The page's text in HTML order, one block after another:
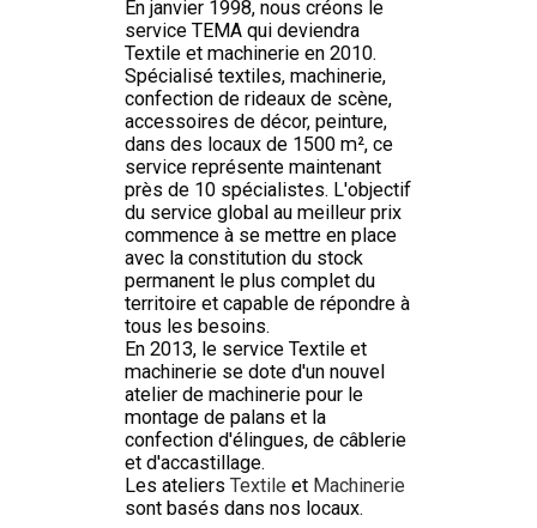
En janvier 1998, nous créons le
service TEMA qui deviendra
Textile et machinerie en 2010.
Spécialisé textiles, machinerie,
confection de rideaux de scène,
accessoires de décor, peinture,
dans des locaux de 1500 m², ce
service représente maintenant
près de 10 spécialistes. L'objectif
du service global au meilleur prix
commence à se mettre en place
avec la constitution du stock
permanent le plus complet du
territoire et capable de répondre à
tous les besoins.
En 2013, le service Textile et
machinerie se dote d'un nouvel
atelier de machinerie pour le
montage de palans et la
confection d'élingues, de câblerie
et d'accastillage.
Les ateliers Textile et Machinerie
sont basés dans nos locaux.